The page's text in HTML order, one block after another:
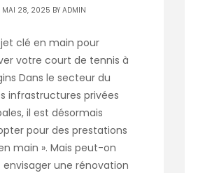
MAI 28, 2025 BY ADMIN
clé en main pour
votre court de tennis à
Dans le secteur du
infrastructures privées
il est désormais
pour des prestations
main ». Mais peut-on
une rénovation